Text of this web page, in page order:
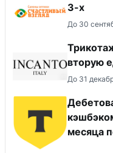
3-х
До 30
вторую
До 31
месяца